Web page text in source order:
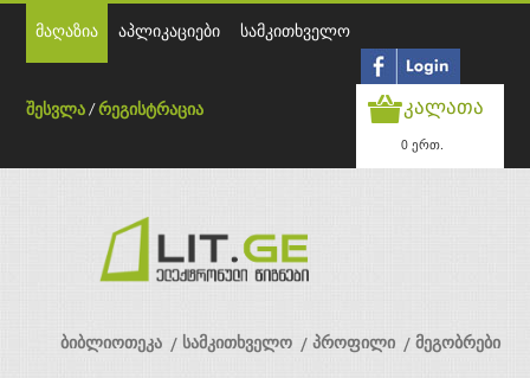
მაღაზია აპლიკაციები სამკითხველო
შესვლა /რეგისტრაცია კალათა
0 ერთ.
ბიბლიოთეკა სამკითხველო პროფილი მეგობრები